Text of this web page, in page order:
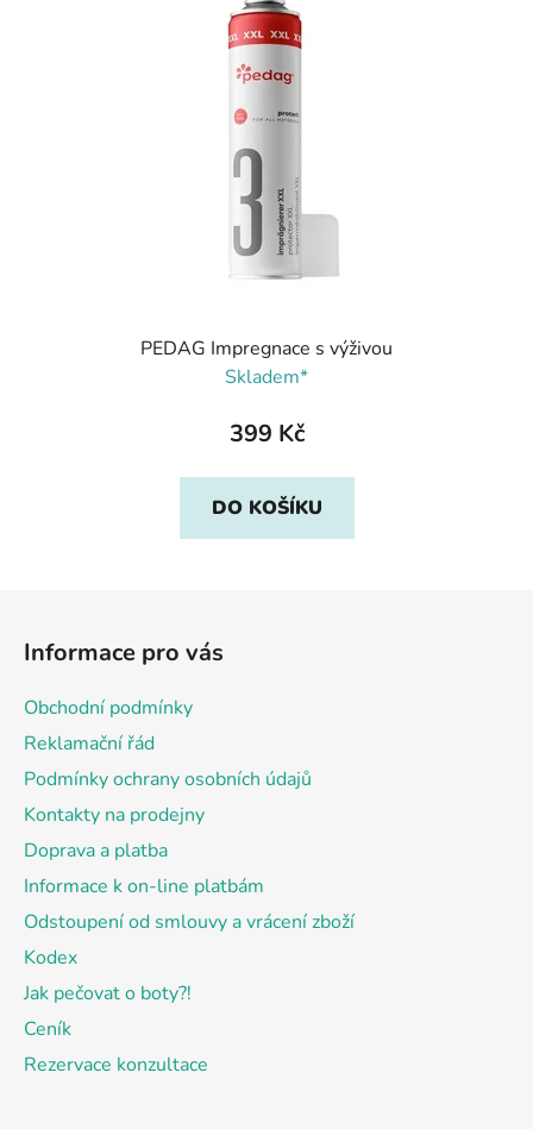
PEDAG Impregnace s výživou
Skladem*
399 Kč
DO KOŠÍKU
Informace pro vás
Obchodní podmínky
Reklamační řád
Podmínky ochrany osobních údajů
Kontakty na prodejny
Doprava a platba
Informace k on-line platbám
Odstoupení od smlouvy a vrácení zboží
Kodex
Jak pečovat o boty?!
Ceník
Rezervace konzultace